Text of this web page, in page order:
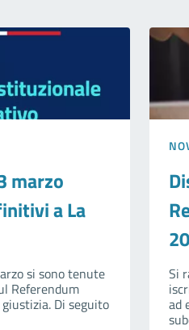
marzo
a La
si sono tenute
Referendum
Di seguito
Si
ad